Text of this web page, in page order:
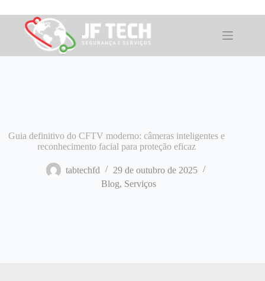
para
conteúdo
Guia definitivo do CFTV moderno: câmeras inteligentes e
reconhecimento facial para proteção eficaz
tabtechfd
29 de outubro de 2025
Blog, Serviços